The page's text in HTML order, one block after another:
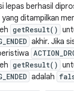
lepas berhasil
ditampilkan
getResult()
akhir. Jika
getResult()
adalah